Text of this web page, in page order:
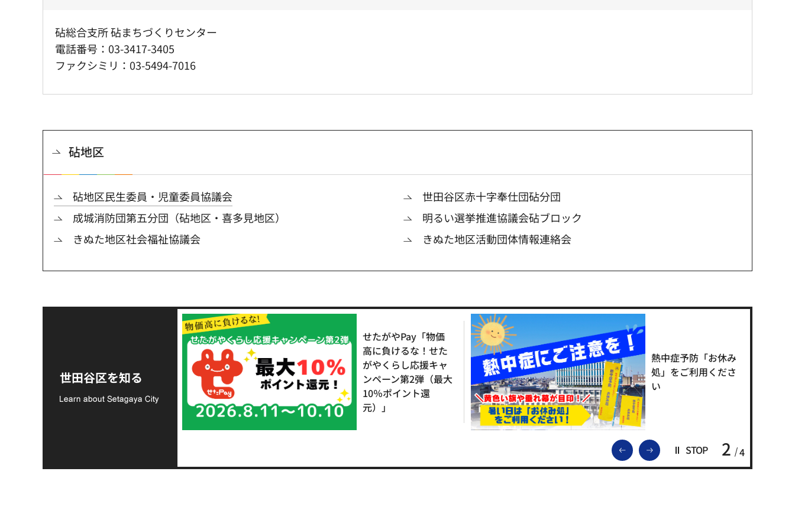
砧総合支所 砧まちづくりセンター
電話番号：03-3417-3405
ファクシミリ：03-5494-7016
砧地区
砧地区民生委員・児童委員協議会
世田谷区赤十字奉仕団砧分団
成城消防団第五分団（砧地区・喜多見地区）
明るい選挙推進協議会砧ブロック
きぬた地区社会福祉協議会
きぬた地区活動団体情報連絡会
世田谷区を知る
前のスライドを表示
次のスライドを表示
STOP 2 4
支援金の募集につい
て
せたがやPay「物価
高に負けるな！せた
がやくらし応援キャ
ンペーン第2弾（最大
10％ポイント還
元）」
熱中症予防「お休み
処」をご利用くださ
い